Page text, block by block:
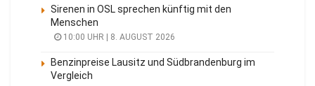
Sirenen in OSL sprechen künftig mit den
Menschen
10:00 UHR | 8. AUGUST 2026
Benzinpreise Lausitz und Südbrandenburg im
Vergleich